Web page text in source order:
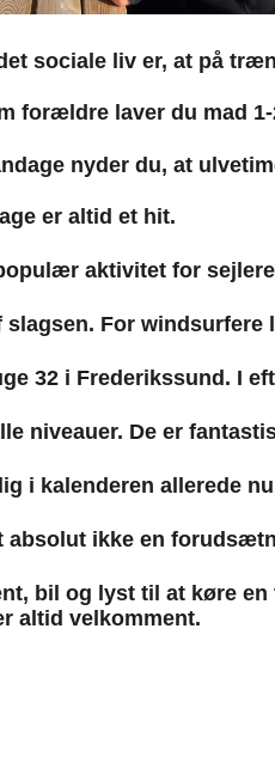
sociale liv er, at på
forældre laver du mad
nyder du, at
er altid et hit.
aktivitet for
slagsen. For
32 i Frederikssund. I
niveauer. De er
i kalenderen allerede
absolut ikke en
bil og lyst til at køre
altid velkomment.